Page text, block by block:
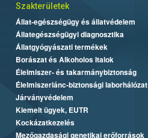
Szakterületek
Állat-egészségügy és állatvédelem
Állategészségügyi diagnosztika
Állatgyógyászati termékek
Borászat és Alkoholos Italok
Élelmiszer- és takarmánybiztonság
Élelmiszerlánc-biztonsági laborhálózat
Járványvédelem
Kiemelt ügyek, EUTR
Kockázatkezelés
Mezőgazdasági genetikai erőforrások